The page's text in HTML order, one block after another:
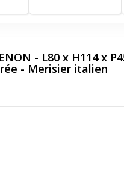
- L80 x H114 x
- Merisier italien